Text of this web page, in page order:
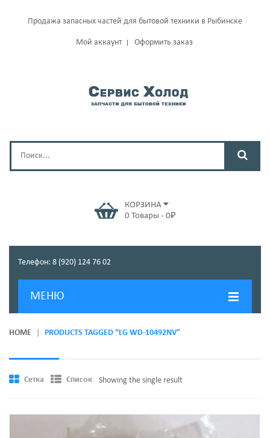
Продажа запасных частей для бытовой техники в Рыбинске
Мой аккаунт Оформить заказ
КОРЗИНА
0 Товары - 0₽
Телефон: 8 (920) 124 76 02
МЕНЮ
ГЛАВНАЯ
О КОМПАНИИ
HOME PRODUCTS TAGGED “LG WD-10492NV”
Сетка Список Showing the single result